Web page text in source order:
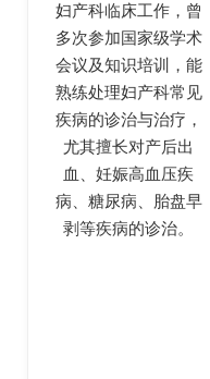
妇产科临床工作，曾
多次参加国家级学术
会议及知识培训，能
熟练处理妇产科常见
疾病的诊治与治疗，
尤其擅长对产后出
血、妊娠高血压疾
病、糖尿病、胎盘早
剥等疾病的诊治。